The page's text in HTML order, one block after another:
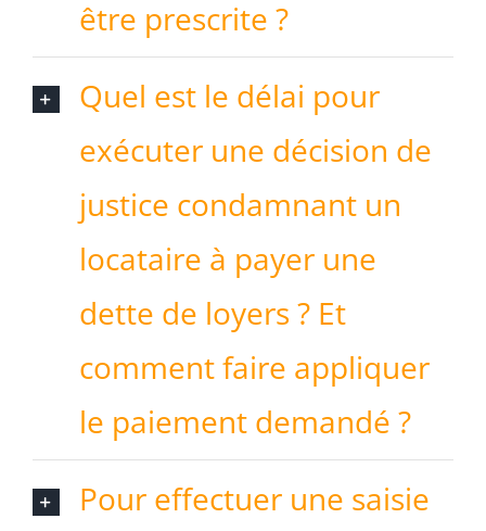
être prescrite ?
Quel est le délai pour
exécuter une décision de
justice condamnant un
locataire à payer une
dette de loyers ? Et
comment faire appliquer
le paiement demandé ?
Pour effectuer une saisie